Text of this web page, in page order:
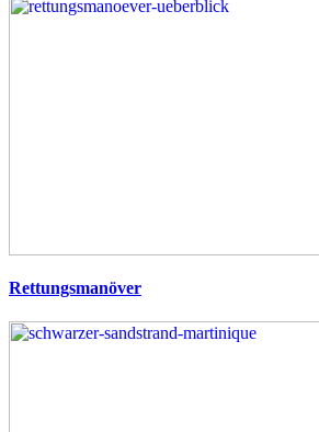
Rettungsmanöver